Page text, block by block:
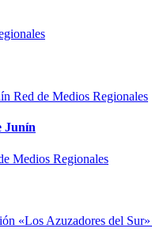
Red de Medios Regionales
Junín
Medios Regionales